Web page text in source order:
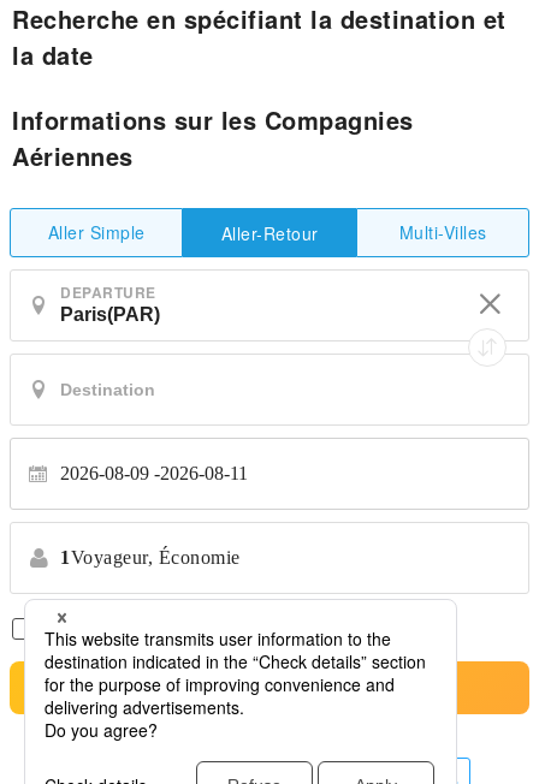
Recherche en spécifiant la destination et
la date
Informations sur les Compagnies
Aériennes
Aller Simple Aller-Retour Multi-Villes
DEPARTURE
2026-08-09 2026-08-11
1Voyageur, Économie
Vols Directs Uniquement *Aucun transfert
Rechercher